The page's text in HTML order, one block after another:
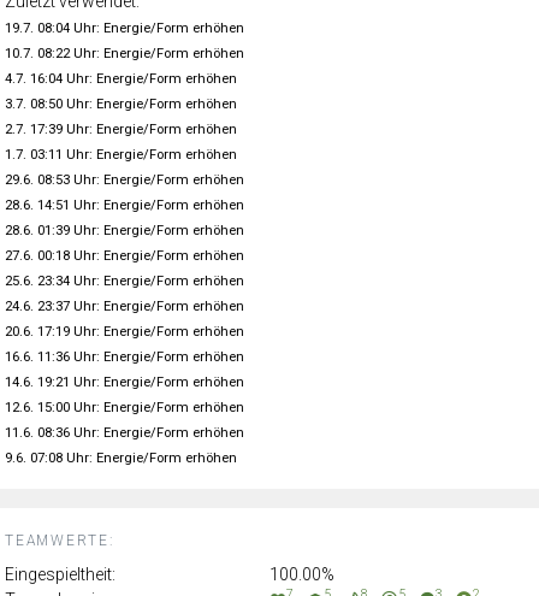
TEAMWERTE:
Eingespieltheit:
100.00%
19.7. 08:04 Uhr: Energie/Form erhöhen
10.7. 08:22 Uhr: Energie/Form erhöhen
4.7. 16:04 Uhr: Energie/Form erhöhen
3.7. 08:50 Uhr: Energie/Form erhöhen
2.7. 17:39 Uhr: Energie/Form erhöhen
1.7. 03:11 Uhr: Energie/Form erhöhen
29.6. 08:53 Uhr: Energie/Form erhöhen
28.6. 14:51 Uhr: Energie/Form erhöhen
28.6. 01:39 Uhr: Energie/Form erhöhen
27.6. 00:18 Uhr: Energie/Form erhöhen
25.6. 23:34 Uhr: Energie/Form erhöhen
24.6. 23:37 Uhr: Energie/Form erhöhen
20.6. 17:19 Uhr: Energie/Form erhöhen
16.6. 11:36 Uhr: Energie/Form erhöhen
14.6. 19:21 Uhr: Energie/Form erhöhen
12.6. 15:00 Uhr: Energie/Form erhöhen
11.6. 08:36 Uhr: Energie/Form erhöhen
9.6. 07:08 Uhr: Energie/Form erhöhen